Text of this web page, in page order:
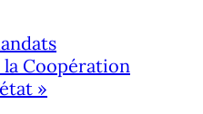
Coopération
»